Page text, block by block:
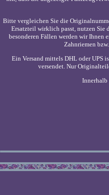
Bitte vergleichen Sie die
Ersatzteil wirklich passt, nutzen Sie
besonderen Fällen werden wir Ihnen
Zahnriemen
Ein Versand mittels DHL oder UPS
versendet. Nur
Innerhalb